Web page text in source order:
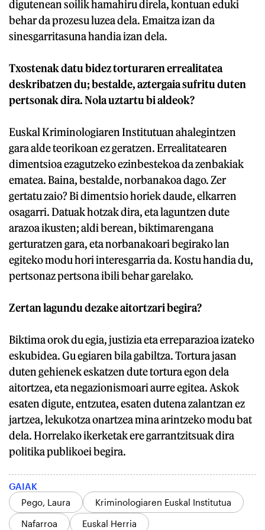
digutenean soilik hamahiru direla, kontuan eduki
behar da prozesu luzea dela. Emaitza izan da
sinesgarritasuna handia izan dela.
Txostenak datu bidez torturaren errealitatea
deskribatzen du; bestalde, aztergaia sufritu duten
pertsonak dira. Nola uztartu bi aldeok?
Euskal Kriminologiaren Institutuan ahalegintzen
gara alde teorikoan ez geratzen. Errealitatearen
dimentsioa ezagutzeko ezinbestekoa da zenbakiak
ematea. Baina, bestalde, norbanakoa dago. Zer
gertatu zaio? Bi dimentsio horiek daude, elkarren
osagarri. Datuak hotzak dira, eta laguntzen dute
arazoa ikusten; aldi berean, biktimarengana
gerturatzen gara, eta norbanakoari begirako lan
egiteko modu hori interesgarria da. Kostu handia du,
pertsonaz pertsona ibili behar garelako.
Zertan lagundu dezake aitortzari begira?
Biktima orok du egia, justizia eta erreparazioa izateko
eskubidea. Gu egiaren bila gabiltza. Tortura jasan
duten gehienek eskatzen dute tortura egon dela
aitortzea, eta negazionismoari aurre egitea. Askok
esaten digute, entzutea, esaten dutena zalantzan ez
jartzea, lekukotza onartzea mina arintzeko modu bat
dela. Horrelako ikerketak ere garrantzitsuak dira
politika publikoei begira.
GAIAK
Pego, Laura
Kriminologiaren Euskal Institutua
Nafarroa
Euskal Herria